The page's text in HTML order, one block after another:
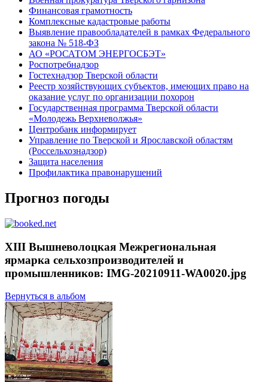
Финансовая грамотность
Комплексные кадастровые работы
Выявление правообладателей в рамках Федерального
закона № 518-ФЗ
АО «РОСАТОМ ЭНЕРГОСБЭТ»
Роспотребнадзор
Гостехнадзор Тверской области
Реестр хозяйствующих субъектов, имеющих право на
оказание услуг по организации похорон
Государственная программа Тверской области
«Молодежь Верхневолжья»
Центробанк информирует
Управление по Тверской и Ярославской областям
(Россельхознадзор)
Защита населения
Профилактика правонарушений
Прогноз погоды
XIII Вышневолоцкая Межрегиональная
ярмарка сельхозпроизводителей и
промышленников: IMG-20210911-WA0020.jpg
Вернуться в альбом